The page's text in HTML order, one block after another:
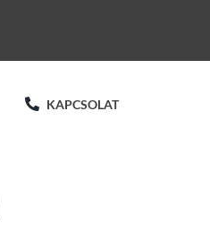
KAPCSOLAT